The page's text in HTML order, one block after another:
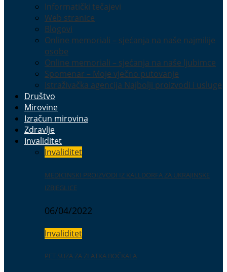
Informatički tečajevi
Web stranice
Blogovi
Online memoriali – sjećanja na naše najmilije
osobe
Online memoriali – sjećanja na naše ljubimce
Spomenar – Moje vječno putovanje
Istraživačka agencija Najbolji proizvodi i usluge
Društvo
Mirovine
Izračun mirovina
Zdravlje
Invaliditet
Invaliditet
MEDICINSKI PROIZVODI IZ KALLDORFA ZA UKRAJINSKE
IZBJEGLICE
06/04/2022
Invaliditet
PET SUZA ZA ZLATKA BOČKALA